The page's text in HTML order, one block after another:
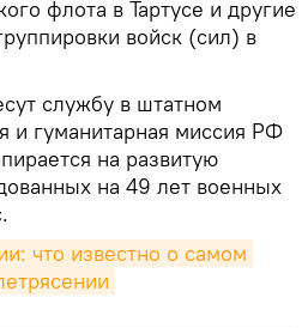
флота в Тартусе и другие
войск (сил) в
службу в штатном
и гуманитарная миссия РФ
на развитую
на 49 лет военных
что известно о самом